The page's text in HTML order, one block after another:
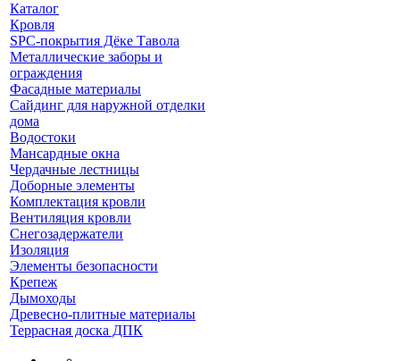
Каталог
Кровля
SPC-покрытия Дёке Тавола
Металлические заборы и
ограждения
Фасадные материалы
Сайдинг для наружной отделки
дома
Водостоки
Мансардные окна
Чердачные лестницы
Доборные элементы
Комплектация кровли
Вентиляция кровли
Снегозадержатели
Изоляция
Элементы безопасности
Крепеж
Дымоходы
Древесно-плитные материалы
Террасная доска ДПК